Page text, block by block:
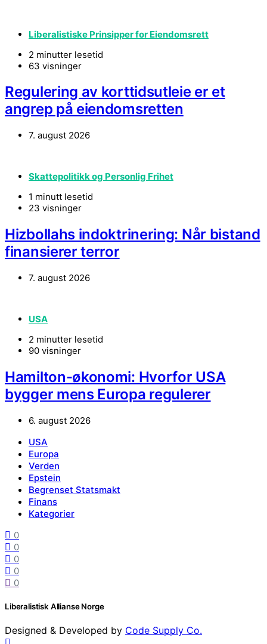
Liberalistiske Prinsipper for Eiendomsrett
2 minutter lesetid
63 visninger
Regulering av korttidsutleie er et
angrep på eiendomsretten
7. august 2026
Skattepolitikk og Personlig Frihet
1 minutt lesetid
23 visninger
Hizbollahs indoktrinering: Når bistand
finansierer terror
7. august 2026
USA
2 minutter lesetid
90 visninger
Hamilton-økonomi: Hvorfor USA
bygger mens Europa regulerer
6. august 2026
USA
Europa
Verden
Epstein
Begrenset Statsmakt
Finans
Kategorier
0
0
0
0
0
Liberalistisk Allianse Norge
Designed & Developed by Code Supply Co.